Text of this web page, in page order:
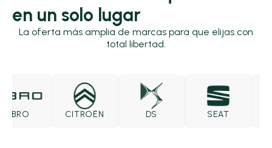
en un solo lugar
La oferta más amplia de marcas para que elijas con
total libertad.
CITROËN SEAT